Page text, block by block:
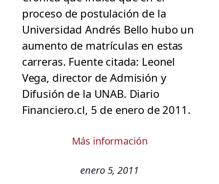
proceso de postulación de la
Universidad Andrés Bello hubo un
aumento de matrículas en estas
carreras. Fuente citada: Leonel
Vega, director de Admisión y
Difusión de la UNAB. Diario
Financiero.cl, 5 de enero de 2011.
Más información
enero 5, 2011